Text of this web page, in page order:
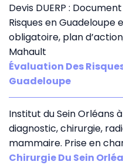
Devis DUERP :
Risques en Guadeloupe
obligatoire, plan
Mahault
Évaluation Des
Guadeloupe
Institut du Sein Orléans
diagnostic, chirurgie,
mammaire. Prise en
Chirurgie Du Sein